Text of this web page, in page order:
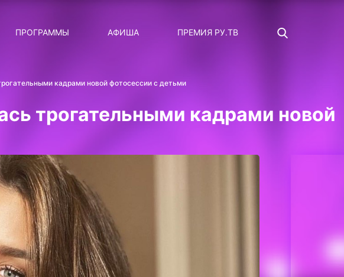
ПРОГРАММЫ
СТАТУС: В СЕТИ
ЛИЧНЫЙ ВОПРОС
ДОТЯНИСЬ ДО ЗВЁЗД
АФИША ПРЕМИЯ РУ.ТВ
кадрами новой фотосессии с детьми
трогательными кадрами новой